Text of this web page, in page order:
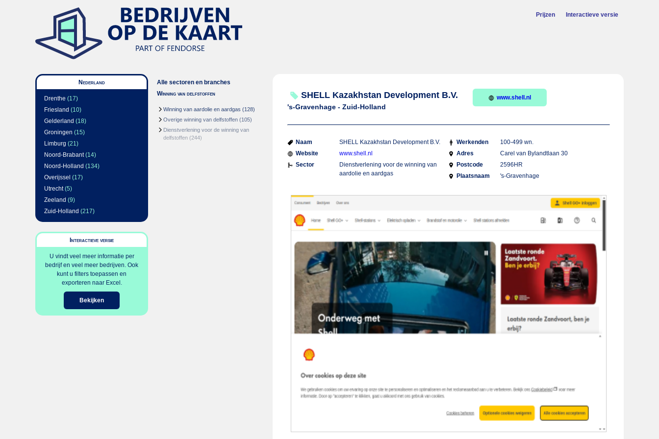
Prijzen Interactieve versie
Nederland
Drenthe (17)
Friesland (10)
Gelderland (18)
Groningen (15)
Limburg (21)
Noord-Brabant(14)
Noord-Holland (134)
Overijssel (17)
Utrecht(5)
Zeeland (9)
Zuid-Holland (217)
Interactieve versie
U vindt veel meer informatie per
bedrijf en veel meer bedrijven. Ook
kunt u filters toepassen en
exporteren naar Excel.
Bekijken
Alle sectoren en branches
Winning van delfstoffen
Winning van aardolie en aardgas (128)
Overige winning van delfstoffen (105)
Dienstverlening voor de winning van
delfstoffen (244)
SHELL Kazakhstan Development B.V.
's-Gravenhage - Zuid-Holland
www.shell.nl
Naam
SHELL Kazakhstan Development B.V.
Website
www.shell.nl
Sector
Dienstverlening voor de winning van
aardolie en aardgas
Werkenden
100-499 wn.
Adres
Carel van Bylandtlaan 30
Postcode
2596HR
Plaatsnaam
's-Gravenhage